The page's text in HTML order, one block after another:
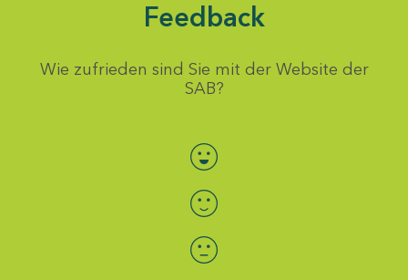
Feedback
Wie zufrieden sind Sie mit der Website der
SAB?
Bewertung auswählen